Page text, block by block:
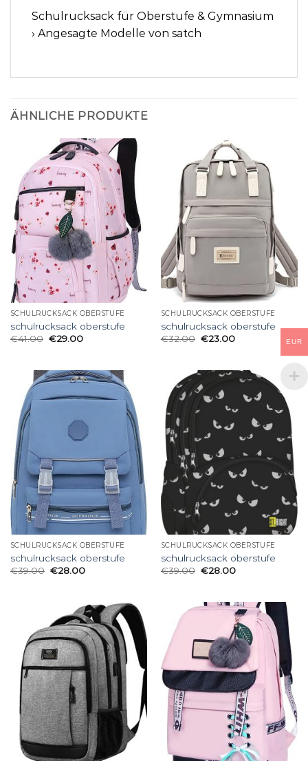
Schulrucksack für Oberstufe & Gymnasium
› Angesagte Modelle von satch
ÄHNLICHE PRODUKTE
SCHULRUCKSACK OBERSTUFE
schulrucksack oberstufe
€41.00 €29.00
SCHULRUCKSACK OBERSTUFE
schulrucksack oberstufe
€32.00 €23.00
SCHULRUCKSACK OBERSTUFE
schulrucksack oberstufe
€39.00 €28.00
SCHULRUCKSACK OBERSTUFE
schulrucksack oberstufe
€39.00 €28.00
EUR